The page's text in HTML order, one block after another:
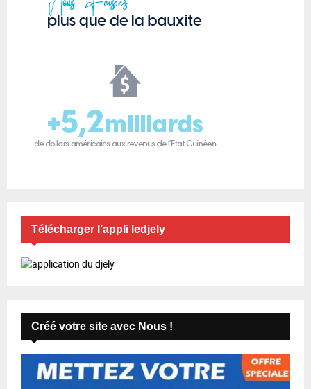
Télécharger l’appli ledjely
Créé votre site avec Nous !